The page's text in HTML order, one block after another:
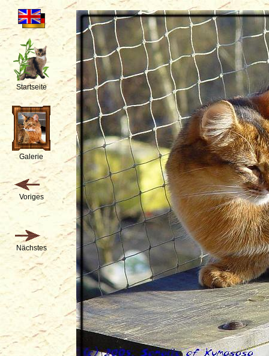
Startseite
Galerie
Voriges
Nächstes